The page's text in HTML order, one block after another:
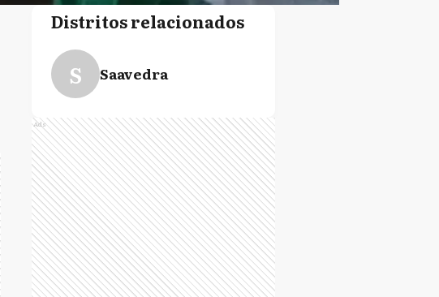
Distritos relacionados
S Saavedra
Ads